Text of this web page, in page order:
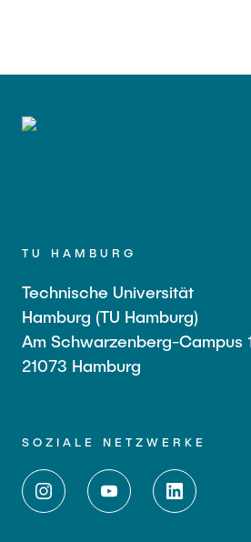
TU HAMBURG
Technische Universität
Hamburg (TU Hamburg)
Am Schwarzenberg-Campus
21073 Hamburg
SOZIALE NETZWERKE